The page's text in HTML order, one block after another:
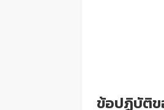
ข้อปฏิบัติข